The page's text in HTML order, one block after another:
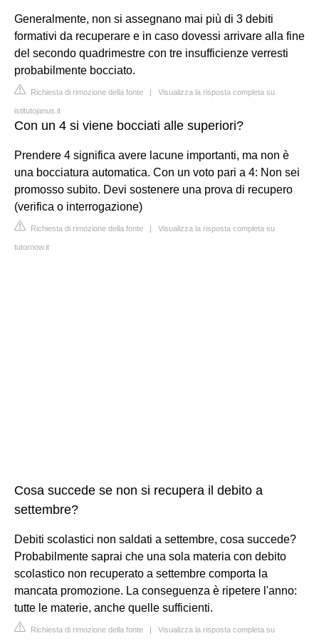
Generalmente, non si assegnano mai più di 3 debiti
formativi da recuperare e in caso dovessi arrivare alla fine
del secondo quadrimestre con tre insufficienze verresti
probabilmente bocciato.
Richiesta di rimozione della fonte | Visualizza la risposta completa su
istitutojanus.it
Con un 4 si viene bocciati alle superiori?
Prendere 4 significa avere lacune importanti, ma non è
una bocciatura automatica. Con un voto pari a 4: Non sei
promosso subito. Devi sostenere una prova di recupero
(verifica o interrogazione)
Richiesta di rimozione della fonte | Visualizza la risposta completa su
tutornow.it
Cosa succede se non si recupera il debito a
settembre?
Debiti scolastici non saldati a settembre, cosa succede?
Probabilmente saprai che una sola materia con debito
scolastico non recuperato a settembre comporta la
mancata promozione. La conseguenza è ripetere l'anno:
tutte le materie, anche quelle sufficienti.
Richiesta di rimozione della fonte | Visualizza la risposta completa su